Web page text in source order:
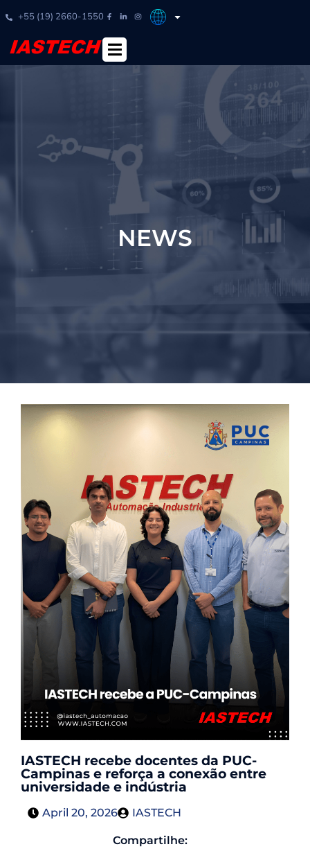
+55 (19) 2660-1550
NEWS
IASTECH recebe docentes da PUC-
Campinas e reforça a conexão entre
universidade e indústria
April 20, 2026 IASTECH
Compartilhe: